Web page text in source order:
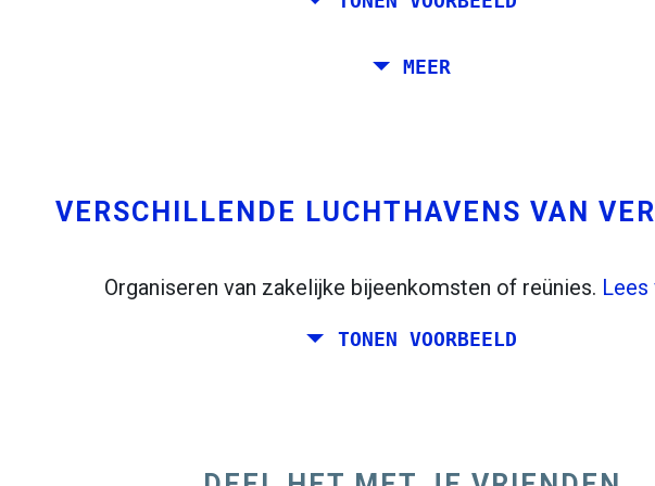
Rome, Barcelona, ​​Stockholm, Praag en Athene.
MEER
VERSCHILLENDE LUCHTHAVENS VAN
Organiseren van zakelijke bijeenkomsten of reünies. Lees
TONEN VOORBEELD